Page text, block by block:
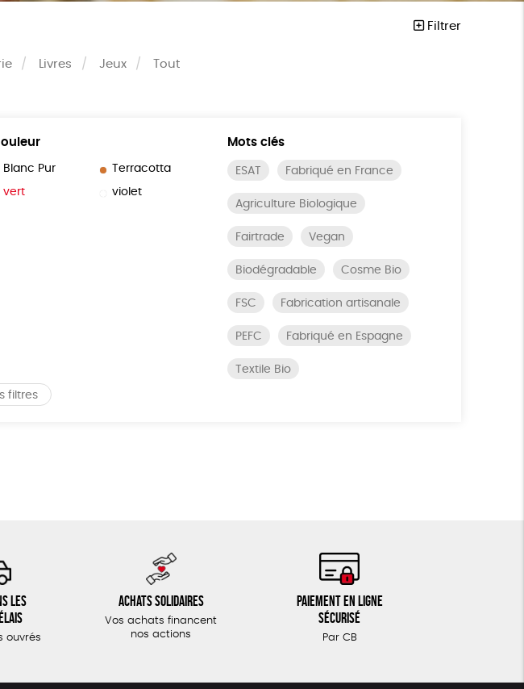
Filtrer
Livres Jeux Tout
Blanc Pur Terracotta
vert violet
Mots clés
ESAT Fabriqué en France
Agriculture Biologique
Fairtrade Vegan
Biodégradable Cosme Bio
FSC Fabrication artisanale
PEFC Fabriqué en Espagne
Textile Bio
filtres
les
ouvrés
Achats solidaires
Vos achats financent
nos actions
Paiement en ligne
sécurisé
Par CB